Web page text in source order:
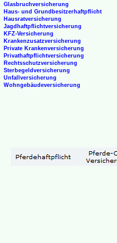
Glasbruchversicherung
Haus- und Grundbesitzerhaftpflicht
Hausratversicherung
Jagdhaftpflichtversicherung
KFZ-Versicherung
Krankenzusatzversicherung
Private Krankenversicherung
Privathaftpflichtversicherung
Rechtsschutzversicherung
Sterbegeldversicherung
Unfallversicherung
Wohngebäudeversicherung